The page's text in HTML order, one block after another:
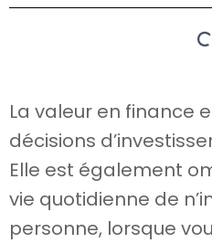
La valeur en finance
décisions
Elle est également
vie quotidienne de
personne, lorsque